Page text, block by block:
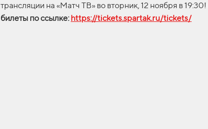
трансляции на «Матч ТВ» во вторник, 12 ноября в 19:30!
билеты по ссылке: https://tickets.spartak.ru/tickets/